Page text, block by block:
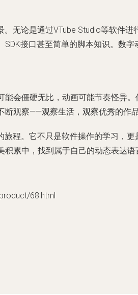
无论是通过VTube Studio等软件
接口甚至简单的脚本知识。数
会僵硬无比，动画可能节奏怪异
观察——观察生活，观察优秀的作品
程。它不只是软件操作的学习，
累中，找到属于自己的动态表达语
68.html